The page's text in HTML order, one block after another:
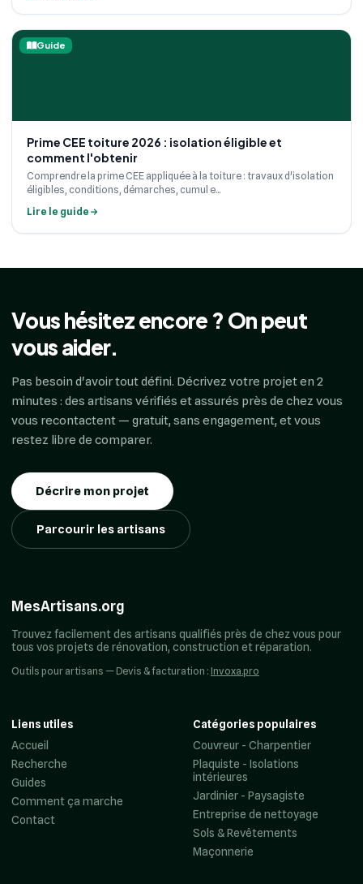
Guide
Prime CEE toiture 2026 : isolation éligible et
comment l'obtenir
Comprendre la prime CEE appliquée à la toiture : travaux d'isolation
éligibles, conditions, démarches, cumul e...
Lire le guide
Vous hésitez encore ? On peut
vous aider.
Pas besoin d'avoir tout défini. Décrivez votre projet en 2
minutes : des artisans vérifiés et assurés près de chez vous
vous recontactent — gratuit, sans engagement, et vous
restez libre de comparer.
Décrire mon projet
Parcourir les artisans
MesArtisans.org
Trouvez facilement des artisans qualifiés près de chez vous pour
tous vos projets de rénovation, construction et réparation.
Outils pour artisans — Devis & facturation : Invoxa.pro
Liens utiles
Accueil
Recherche
Guides
Comment ça marche
Contact
Catégories populaires
Couvreur - Charpentier
Plaquiste - Isolations
intérieures
Jardinier - Paysagiste
Entreprise de nettoyage
Sols & Revêtements
Maçonnerie